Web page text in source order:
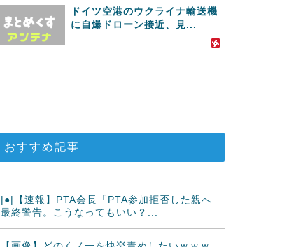
ドイツ空港のウクライナ輸送機
に自爆ドローン接近、見...
おすすめ記事
|●|【速報】PTA会長「PTA参加拒否した親へ
最終警告。こうなってもいい？...